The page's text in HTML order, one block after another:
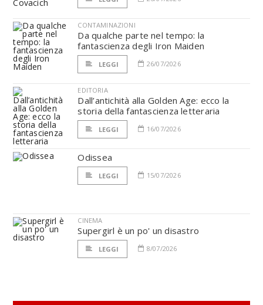
CONTAMINAZIONI
Da qualche parte nel tempo: la
fantascienza degli Iron Maiden
LEGGI 26/07/2026
EDITORIA
Dall’antichità alla Golden Age: ecco la
storia della fantascienza letteraria
LEGGI 16/07/2026
Odissea
LEGGI 15/07/2026
CINEMA
Supergirl è un po' un disastro
LEGGI 8/07/2026